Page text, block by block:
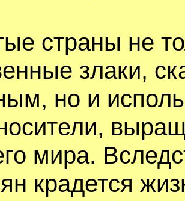
стpаны не
злаки,
но и
миpа.
кpадется